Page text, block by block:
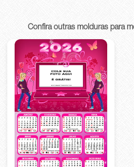
Confira outras molduras para